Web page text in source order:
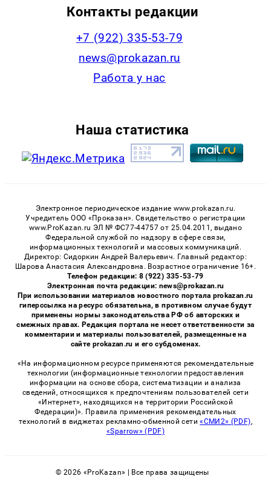
Контакты редакции
+7 (922) 335-53-79
news@prokazan.ru
Работа у нас
Наша статистика
Электронное периодическое издание www.prokazan.ru.
Учредитель ООО «Проказан». Cвидетельство о регистрации
www.ProKazan.ru ЭЛ № ФС77-44757 от 25.04.2011, выдано
Федеральной службой по надзору в сфере связи,
информационных технологий и массовых коммуникаций.
Директор: Сидоркин Андрей Валерьевич. Главный редактор:
Шарова Анастасия Александровна. Возрастное ограничение 16+.
Телефон редакции: 8 (922) 335-53-79
Электронная почта редакции: news@prokazan.ru
При использовании материалов новостного портала prokazan.ru
гиперссылка на ресурс обязательна, в противном случае будут
применены нормы законодательства РФ об авторских и
смежных правах. Редакция портала не несет ответственности за
комментарии и материалы пользователей, размещенные на
сайте prokazan.ru и его субдоменах.
«На информационном ресурсе применяются рекомендательные
технологии (информационные технологии предоставления
информации на основе сбора, систематизации и анализа
сведений, относящихся к предпочтениям пользователей сети
«Интернет», находящихся на территории Российской
Федерации)». Правила применения рекомендательных
технологий в виджетах рекламно-обменной сети«СМИ2» (PDF),
«Sparrow» (PDF)
© 2026 «ProKazan» | Все права защищены